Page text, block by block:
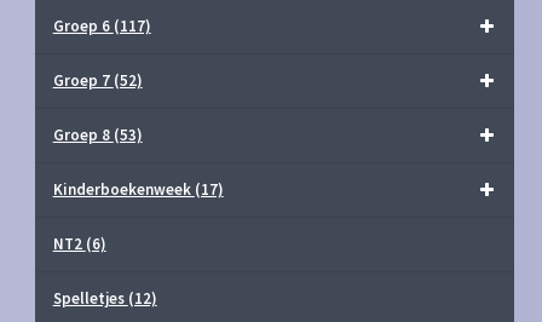
Groep 6 (117)
Groep 7 (52)
Groep 8 (53)
Kinderboekenweek (17)
NT2 (6)
Spelletjes (12)